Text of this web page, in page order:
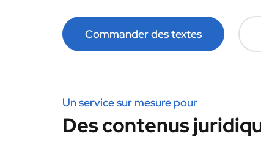
Commander des textes
Un service sur mesure pour
Des contenus